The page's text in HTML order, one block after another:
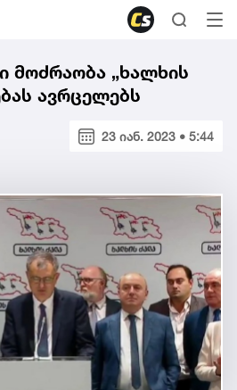
მოძრაობა „ხალხის
ავრცელებს
23 იან. 2023 • 5:44